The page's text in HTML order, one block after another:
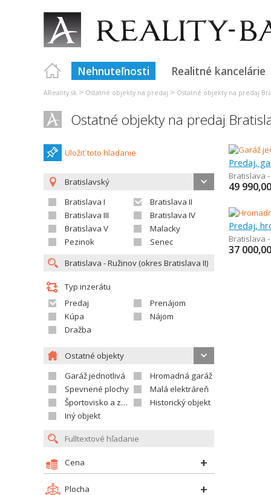
Nehnuteľnosti Realitné kancelárie
AReality.sk > Ostatné objekty na predaj > Ostatné objekty na predaj
Ostatné objekty na predaj
Uložiť toto hladanie
Bratislavský
Bratislava I
Bratislava II
Bratislava III
Bratislava IV
Bratislava V
Malacky
Pezinok
Senec
Typ inzerátu
Predaj
Prenájom
Kúpa
Nájom
Dražba
Ostatné objekty
Garáž jednotlivá
Hromadná garáž
Spevnené plochy
Malá elektráreň
Športovisko a závodisko
Historický objekt
Iný objekt
Cena
Plocha
Predaj,
Bratislava
49 990,00
Predaj,
Bratislava
37 000,00